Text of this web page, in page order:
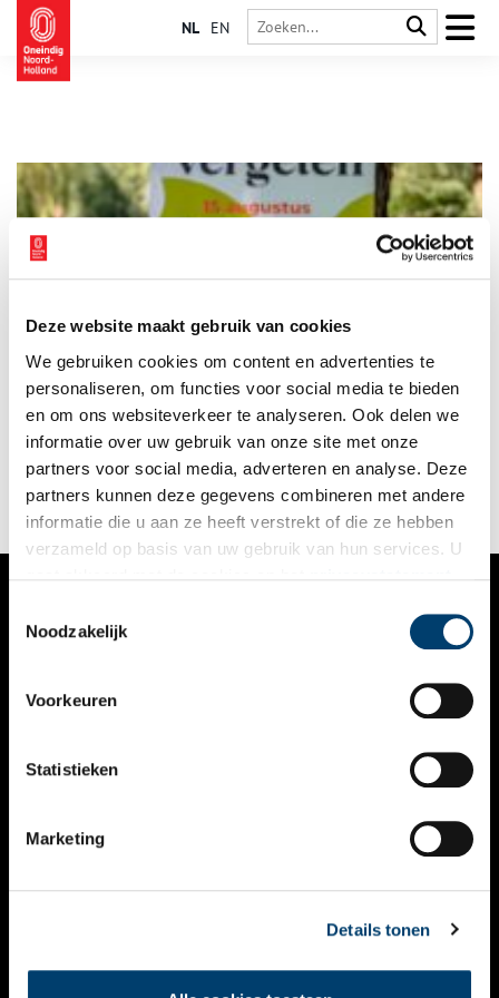
Deze website maakt gebruik van cookies
We gebruiken cookies om content en advertenties te
personaliseren, om functies voor social media te bieden
en om ons websiteverkeer te analyseren. Ook delen we
informatie over uw gebruik van onze site met onze
partners voor social media, adverteren en analyse. Deze
partners kunnen deze gegevens combineren met andere
informatie die u aan ze heeft verstrekt of die ze hebben
verzameld op basis van uw gebruik van hun services. U
Noodzakelijk
Voorkeuren
Statistieken
Marketing
Details tonen
NL EN
Op zondag 8 september vond de 24e editie van de Pasar Kecil
Alkmaar plaats. Dit jaarlijks terugkerende evenement,
georganiseerd door BersaMaju, onderdeel van de Vereniging
Tropenvrienden Alkmaar, trok zo’n 3000 bezoekers die genoten
van de Indische en Molukse cultuur. Tijdens de Pasar Kecil
vond ook de aftrap plaats van de crowdfundingcampagne voor
de realisatie van een Indië-monument in Alkmaar.
2 min
VERHALEN
KALENDER
THEMA’S
VIDEO’S
CONTACT